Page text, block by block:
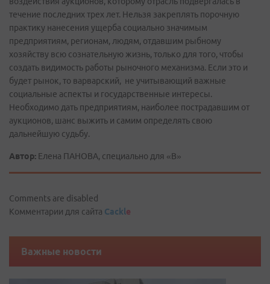
течение последних трех лет. Нельзя закреплять порочную
практику нанесения ущерба социально значимым
предприятиям, регионам, людям, отдавшим рыбному
хозяйству всю сознательную жизнь, только для того, чтобы
создать видимость работы рыночного механизма. Если это и
будет рынок, то варварский, не учитывающий важные
социальные аспекты и государственные интересы.
Необходимо дать предприятиям, наиболее пострадавшим от
аукционов, шанс выжить и самим определять свою
дальнейшую судьбу.
Автор: Елена ПАНОВА, специально для «В»
Comments are disabled
Комментарии для сайта Cackle
Важные новости